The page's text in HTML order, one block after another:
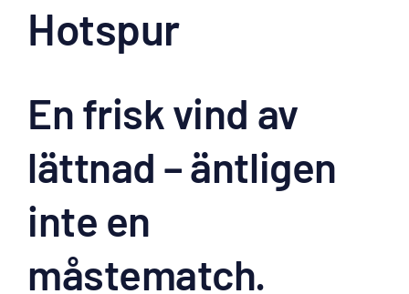
Hotspur
En frisk vind av
lättnad – äntligen
inte en
måstematch.